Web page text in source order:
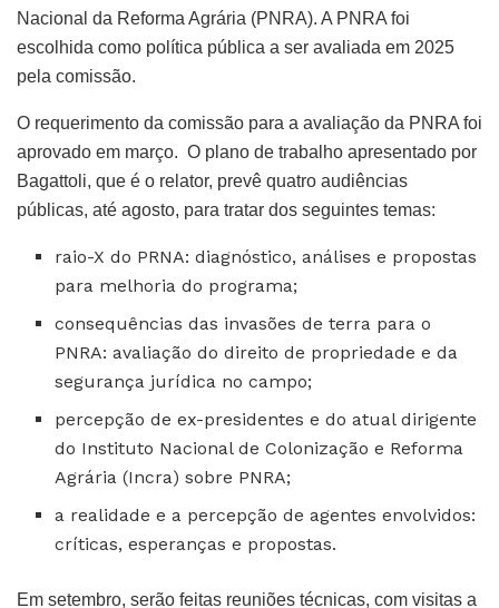
Nacional da Reforma Agrária (PNRA). A PNRA foi
escolhida como política pública a ser avaliada em 2025
pela comissão.
O requerimento da comissão para a avaliação da PNRA foi
aprovado em março. O plano de trabalho apresentado por
Bagattoli, que é o relator, prevê quatro audiências
públicas, até agosto, para tratar dos seguintes temas:
raio-X do PRNA: diagnóstico, análises e propostas
para melhoria do programa;
consequências das invasões de terra para o
PNRA: avaliação do direito de propriedade e da
segurança jurídica no campo;
percepção de ex-presidentes e do atual dirigente
do Instituto Nacional de Colonização e Reforma
Agrária (Incra) sobre PNRA;
a realidade e a percepção de agentes envolvidos:
críticas, esperanças e propostas.
Em setembro, serão feitas reuniões técnicas, com visitas a